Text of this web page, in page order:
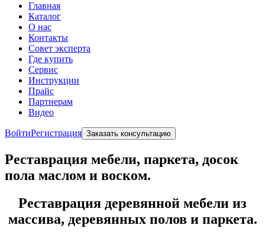
Главная
Каталог
О нас
Контакты
Совет эксперта
Где купить
Сервис
Инструкции
Прайс
Партнерам
Видео
ВойтиРегистрация Заказать консультацию
Реставрация мебели, паркета, досок
пола маслом и воском.
Реставрация деревянной мебели из
массива, деревянных полов и паркета.